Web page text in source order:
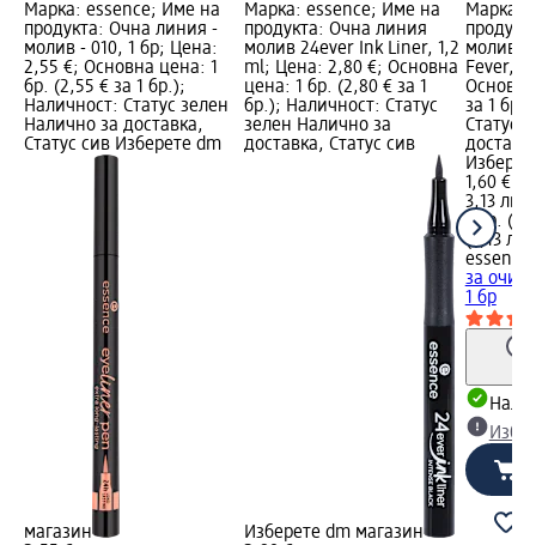
Марка: essence; Име на
продукта: Очна линия -
молив - 010, 1 бр; Цена:
2,55 €; Основна цена: 1
бр. (2,55 € за 1 бр.);
Наличност: Статус зелен
Налично за доставка,
Статус сив Изберете dm
магазин
Марка: essence; Име на
продукта: Очна линия
молив 24ever Ink Liner, 1,2
ml; Цена: 2,80 €; Основна
цена: 1 бр. (2,80 € за 1
бр.); Наличност: Статус
зелен Налично за
доставка, Статус сив
Изберете dm магазин
Марка:
молив
Fever, 1
за 1
Статус
1,60 €
3,13 лв.
1 бр.
(3,13 лв.
essence
за очи -
1 бр